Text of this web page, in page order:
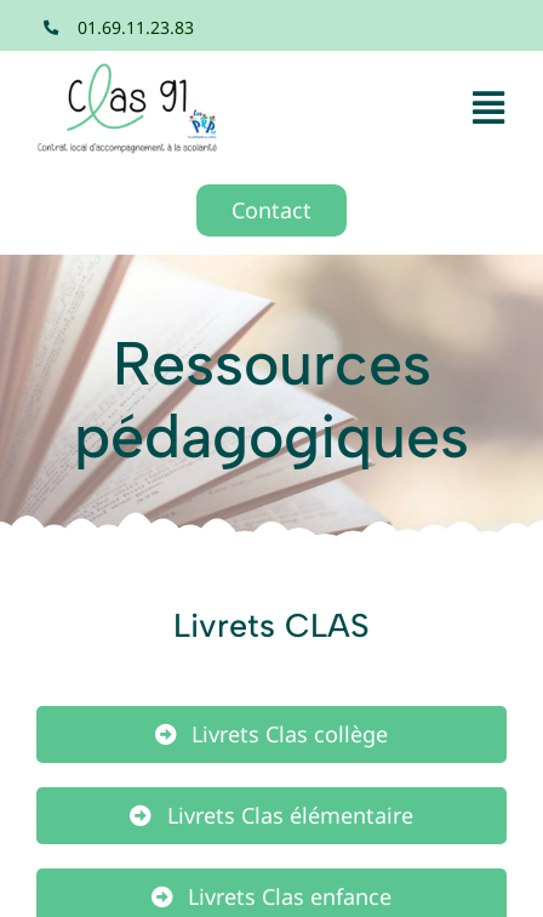
Passer
au
contenu
01.69.11.23.83
Dispositif
Ressources
Formation
Actualités
Contact
Ressources
pédagogiques
Livrets CLAS
Livrets Clas collège
Livrets Clas élémentaire
Livrets Clas enfance